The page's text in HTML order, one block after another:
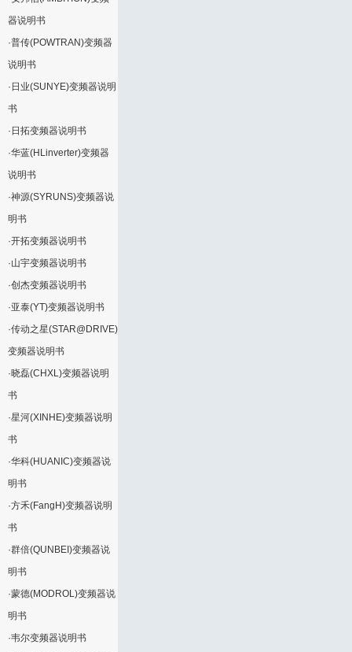
器说明书
·普传(POWTRAN)变频器
说明书
· 日业(SUNYE)变频器说明
书
· 日拓变频器说明书
·华蓝(HLinverter)变频器
说明书
·神源(SYRUNS)变频器说
明书
·开拓变频器说明书
·山宇变频器说明书
·创杰变频器说明书
·亚泰(YT)变频器说明书
·传动之星(STAR@DRIVE)
变频器说明书
·晓磊(CHXL)变频器说明
书
·星河(XINHE)变频器说明
书
·华科(HUANIC)变频器说
明书
·方禾(FangH)变频器说明
书
·群倍(QUNBEI)变频器说
明书
·蒙德(MODROL)变频器说
明书
·韦尔变频器说明书